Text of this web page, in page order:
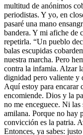
multitud de anónimos
periodistas. Y yo, en
pasaré una mano
bandera. Y mi afiche de
repetirla. “Un pueblo
balas escupidas
nuestra marcha. Pero
contra la infamia. Alzar
dignidad pero valiente y
Aquí estoy para encarar
encomiende. Dios y la
no me enceguece. Ni
amilana. Porque no hay
convicción es la patria.
Entonces, ya sabes: